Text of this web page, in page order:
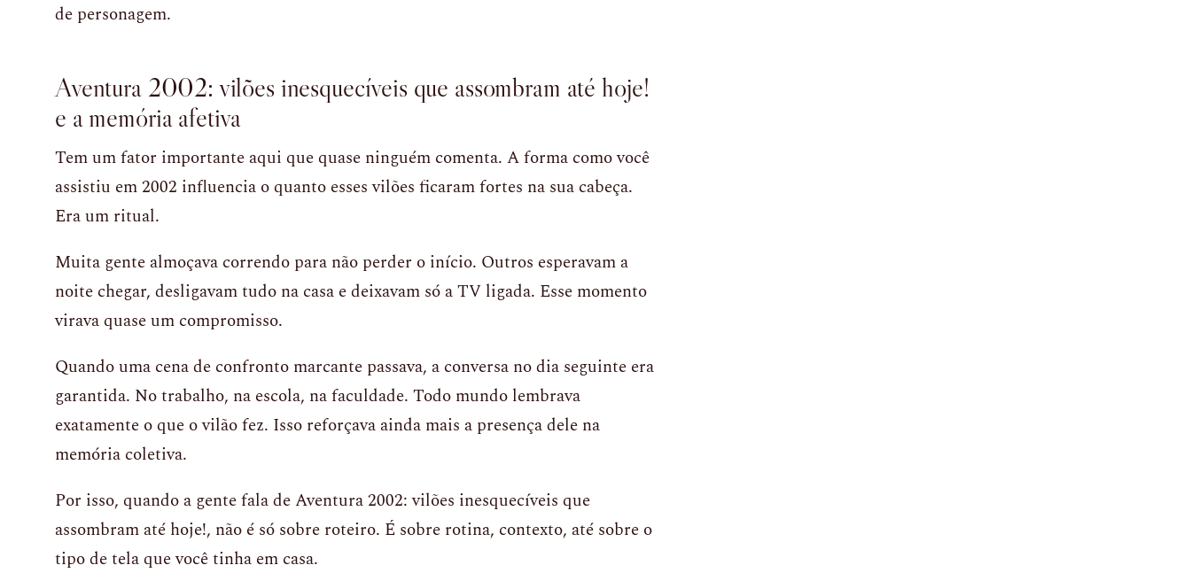
de personagem.
Aventura 2002: vilões inesquecíveis que assombram até hoje!
e a memória afetiva
Tem um fator importante aqui que quase ninguém comenta. A forma como você
assistiu em 2002 influencia o quanto esses vilões ficaram fortes na sua cabeça.
Era um ritual.
Muita gente almoçava correndo para não perder o início. Outros esperavam a
noite chegar, desligavam tudo na casa e deixavam só a TV ligada. Esse momento
virava quase um compromisso.
Quando uma cena de confronto marcante passava, a conversa no dia seguinte era
garantida. No trabalho, na escola, na faculdade. Todo mundo lembrava
exatamente o que o vilão fez. Isso reforçava ainda mais a presença dele na
memória coletiva.
Por isso, quando a gente fala de Aventura 2002: vilões inesquecíveis que
assombram até hoje!, não é só sobre roteiro. É sobre rotina, contexto, até sobre o
tipo de tela que você tinha em casa.